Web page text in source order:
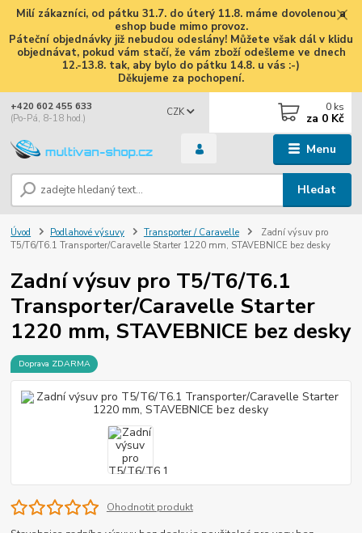
Milí zákazníci, od pátku 31.7. do úterý 11.8. máme dovolenou a
eshop bude mimo provoz.
Páteční objednávky již nebudou odeslány! Můžete však dál v klidu
objednávat, pokud vám stačí, že vám zboží odešleme ve dnech
12.-13.8. tak, aby bylo do pátku 14.8. u vás :-)
Děkujeme za pochopení.
Menu
CZK
Hledat
+420 602 455 633
(Po-Pá, 8-18 hod.)
0 ks
za 0 Kč
Úvod Podlahové výsuvy Transporter / Caravelle
Zadní výsuv pro
T5/T6/T6.1 Transporter/Caravelle Starter 1220 mm, STAVEBNICE bez desky
Zadní výsuv pro T5/T6/T6.1
Transporter/Caravelle Starter
1220 mm, STAVEBNICE bez desky
Doprava ZDARMA
Ohodnotit produkt